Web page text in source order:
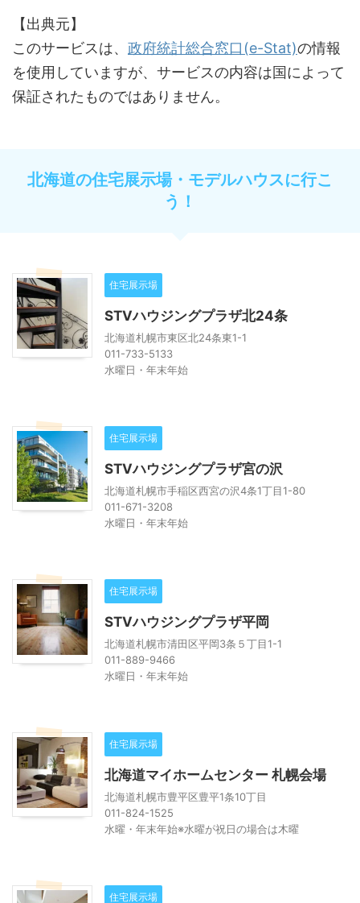
【出典元】
このサービスは、 政府統計総合窓口(e-Stat)の情報
を使用していますが、サービスの内容は国によって
保証されたものではありません。
北海道の住宅展示場・モデルハウスに行こ
う！
住宅展示場
STVハウジングプラザ北24条
北海道札幌市東区北24条東1-1
011-733-5133
水曜日・年末年始
住宅展示場
STVハウジングプラザ宮の沢
北海道札幌市手稲区西宮の沢4条1丁目1-80
011-671-3208
水曜日・年末年始
住宅展示場
STVハウジングプラザ平岡
北海道札幌市清田区平岡3条５丁目1-1
011-889-9466
水曜日・年末年始
住宅展示場
北海道マイホームセンター 札幌会場
北海道札幌市豊平区豊平1条10丁目
011-824-1525
水曜・年末年始※水曜が祝日の場合は木曜
住宅展示場